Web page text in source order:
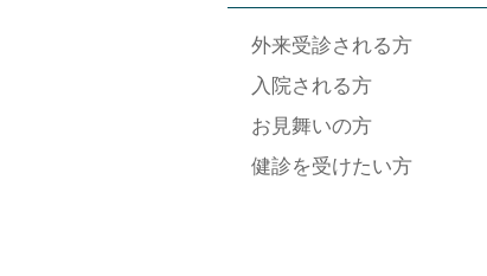
外来受診される方
入院される方
お見舞いの方
健診を受けたい方